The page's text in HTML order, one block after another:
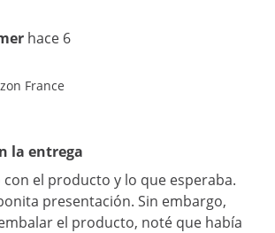
hace 6
France
la entrega
con el producto y lo que esperaba.
presentación. Sin embargo,
el producto, noté que había